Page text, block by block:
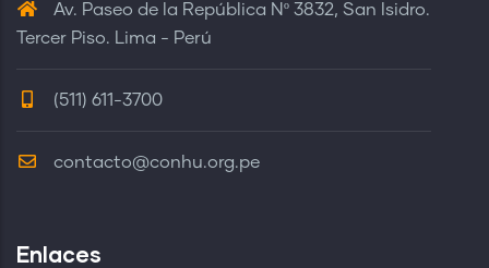
Av. Paseo de la República Nº 3832, San Isidro.
Tercer Piso. Lima - Perú
(511) 611-3700
contacto@conhu.org.pe
Enlaces